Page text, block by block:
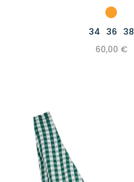
34 36 38
60,00 €